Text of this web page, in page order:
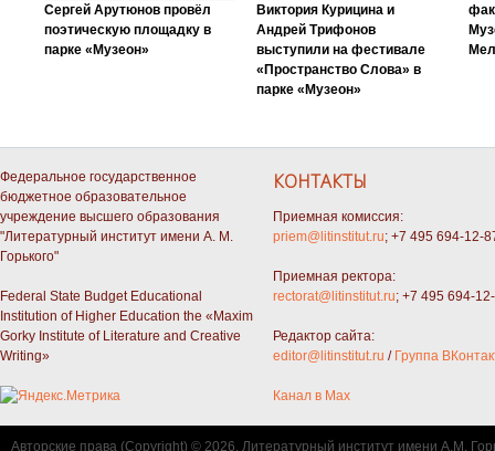
Сергей Арутюнов провёл
поэтическую площадку в
парке «Музеон»
Виктория Курицина и
Андрей Трифонов
выступили на фестивале
«Пространство Слова» в
парке «Музеон»
Федеральное государственное
бюджетное образовательное
учреждение высшего образования
"Литературный институт имени А. М.
Горького"
Federal State Budget Educational
Institution of Higher Education the «Maxim
Gorky Institute of Literature and Creative
Writing»
КОНТАКТЫ
Приемная комиссия:
priem@litinstitut.ru; +7 495 694-12-
Приемная ректора:
rectorat@litinstitut.ru; +7 495 694-
Редактор сайта:
editor@litinstitut.ru / Группа
Канал в Max
Авторские права (Copyright) © 2026, Литературный институт имени А.М.